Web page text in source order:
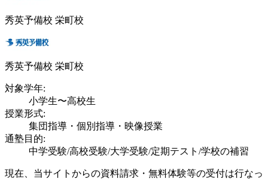
秀英予備校 栄町校
秀英予備校 栄町校
対象学年:
小学生〜高校生
授業形式:
集団指導・個別指導・映像授業
通塾目的:
中学受験/高校受験/大学受験/定期テスト/学校の補習
現在、当サイトからの資料請求・無料体験等の受付は行なっ